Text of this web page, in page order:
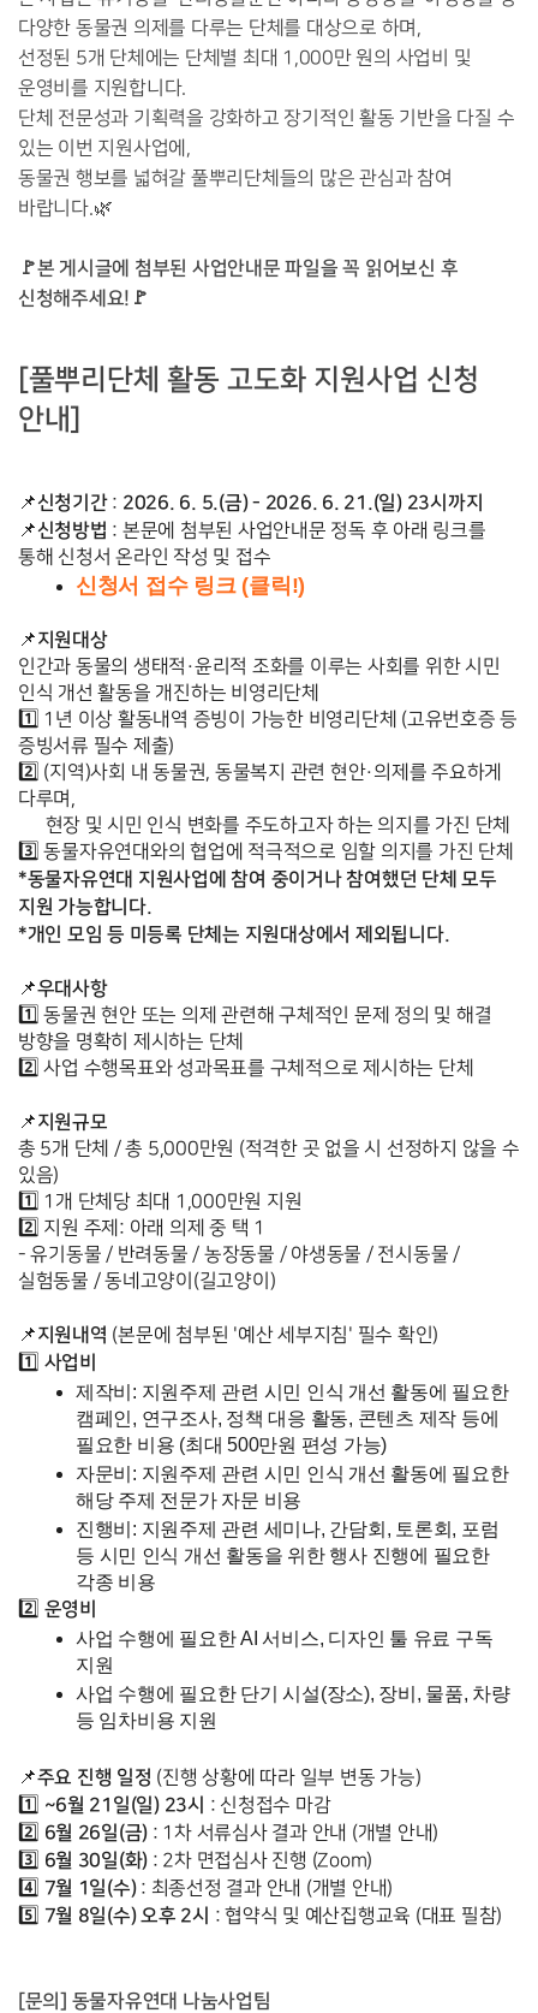
다양한 동물권 의제를 다루는 단체를 대상으로 하며,
선정된 5개 단체에는 단체별 최대 1,000만 원의 사업비 및
운영비를 지원합니다.
단체 전문성과 기획력을 강화하고 장기적인 활동 기반을 다질 수
있는 이번 지원사업에,
동물권 행보를 넓혀갈 풀뿌리단체들의 많은 관심과 참여
바랍니다.🌿
🚩본 게시글에 첨부된 사업안내문 파일을 꼭 읽어보신 후
신청해주세요!
[풀뿌리단체 활동 고도화 지원사업 신청
안내]
📌신청기간 : 2026. 6. 5.(금) - 2026. 6. 21.(일) 23시까지
📌신청방법 : 본문에 첨부된 사업안내문 정독 후 아래 링크를
통해 신청서 온라인 작성 및 접수
신청서 접수 링크 (클릭!)
📌 지원대상
인간과 동물의 생태적·윤리적 조화를 이루는 사회를 위한 시민
인식 개선 활동을 개진하는 비영리단체
1️⃣ 1년 이상 활동내역 증빙이 가능한 비영리단체 (고유번호증 등
증빙서류 필수 제출)
2️⃣ (지역)사회 내 동물권, 동물복지 관련 현안·의제를 주요하게
다루며,
      현장 및 시민 인식 변화를 주도하고자 하는 의지를 가진 단체
3️⃣ 동물자유연대와의 협업에 적극적으로 임할 의지를 가진 단체
*동물자유연대 지원사업에 참여 중이거나 참여했던 단체 모두
지원 가능합니다.
*개인 모임 등 미등록 단체는 지원대상에서 제외됩니다.
📌우대사항
1️⃣ 동물권 현안 또는 의제 관련해 구체적인 문제 정의 및 해결
방향을 명확히 제시하는 단체
2️⃣ 사업 수행목표와 성과목표를 구체적으로 제시하는 단체
📌
총 5개 단체 / 총 5,000만원 (적격한 곳 없을 시 선정하지 않을 수
있음)
1️⃣ 1개 단체당 최대 1,000만원 지원
2️⃣ 지원 주제: 아래 의제 중 택 1
- 유기동물 / 반려동물 / 농장동물 / 야생동물 / 전시동물 /
실험동물 / 동네고양이(길고양이)
📌지원내역 (본문에 첨부된 '예산 세부지침' 필수 확인)
1️⃣ 사업비
제작비: 지원주제 관련 시민 인식 개선 활동에 필요한
캠페인, 연구조사, 정책 대응 활동, 콘텐츠 제작 등에
필요한 비용 (최대 500만원 편성 가능)
자문비: 지원주제 관련 시민 인식 개선 활동에 필요한
해당 주제 전문가 자문 비용
진행비: 지원주제 관련 세미나, 간담회, 토론회, 포럼
등 시민 인식 개선 활동을 위한 행사 진행에 필요한
각종 비용
2️⃣ 운영비
사업 수행에 필요한 AI 서비스, 디자인 툴 유료 구독
지원
사업 수행에 필요한 단기 시설(장소), 장비, 물품, 차량
등 임차비용 지원
📌주요 진행 일정 (진행 상황에 따라 일부 변동 가능)
1️⃣ ~6월 21일(일) 23시 : 신청접수 마감
2️⃣ 6월 26일(금) : 1차 서류심사 결과 안내 (개별 안내)
3️⃣ 6월 30일(화) : 2차 면접심사 진행 (Zoom)
4️⃣ 7월 1일(수) : 최종선정 결과 안내 (개별 안내)
5️⃣ 7월 8일(수) 오후 2시 : 협약식 및 예산집행교육 (대표 필참)
[문의] 동물자유연대 나눔사업팀